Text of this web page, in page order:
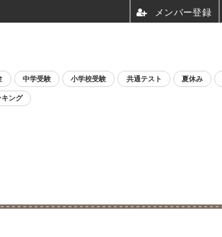
中学受験 小学校受験 共通テスト 夏休み
キング